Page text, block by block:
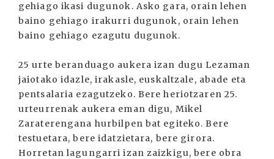
gehiago ikasi dugunok. Asko gara, orain lehen
baino gehiago irakurri dugunok, orain lehen
baino gehiago ezagutu dugunok.
25 urte beranduago aukera izan dugu Lezaman
jaiotako idazle, irakasle, euskaltzale, abade eta
pentsalaria ezagutzeko. Bere heriotzaren 25.
urteurrenak aukera eman digu, Mikel
Zaraterengana hurbilpen bat egiteko. Bere
testuetara, bere idatzietara, bere girora.
Horretan lagungarri izan zaizkigu, bere obra